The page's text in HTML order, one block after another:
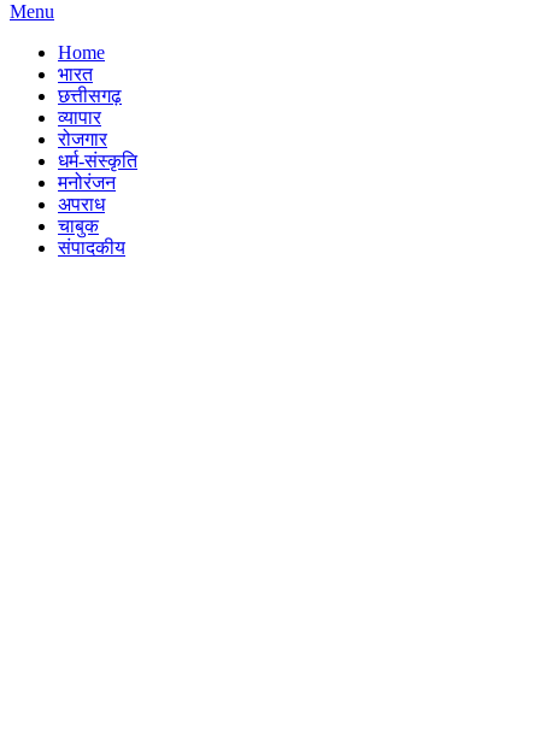
Menu
Home
भारत
छत्तीसगढ़
व्यापार
रोजगार
धर्म-संस्कृति
मनोरंजन
अपराध
चाबुक
संपादकीय